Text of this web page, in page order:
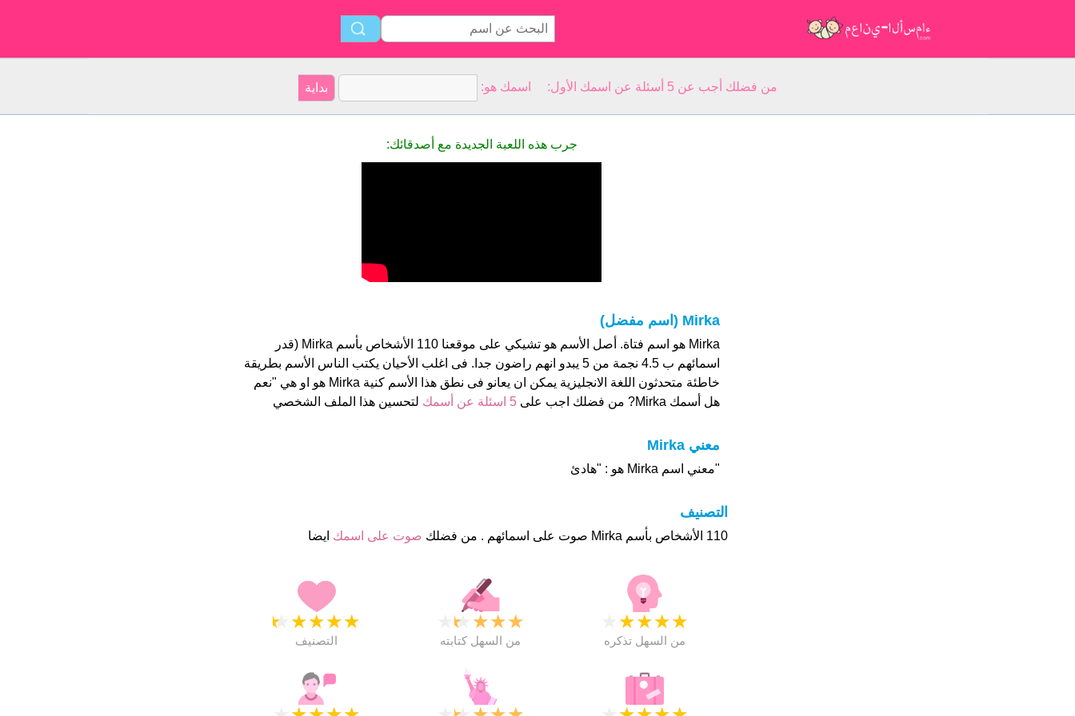
من فضلك أجب عن 5 أسئلة عن اسمك الأول: اسمك هو:
جرب هذه اللعبة الجديدة مع أصدقائك:
Mirka (اسم مفضل)
Mirka هو اسم فتاة. أصل الأسم هو تشيكي على موقعنا 110 الأشخاص بأسم Mirka (قدر
اسمائهم ب 4.5 نجمة من 5 يبدو انهم راضون جدا. فى اغلب الأحيان يكتب الناس الأسم بطريقة
خاطئة متحدثون اللغة الانجليزية يمكن ان يعانو فى نطق هذا الأسم كنية Mirka هو او هي "نعم
هل أسمك Mirka? من فضلك اجب على
5 اسئلة عن أسمك لتحسين هذا الملف الشخصي
معني Mirka
"معني اسم Mirka هو : "هادئ
التصنيف
110 الأشخاص بأسم Mirka صوت على اسمائهم . من فضلك صوت على اسمك ايضا
★
★
★
★
★
التصنيف
★
★
★
★
من السهل كتابته
★
★
★
★
من السهل تذكره